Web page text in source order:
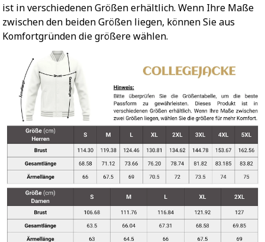
ist in verschiedenen Größen erhältlich. Wenn Ihre Maße
zwischen den beiden Größen liegen, können Sie aus
Komfortgründen die größere wählen.